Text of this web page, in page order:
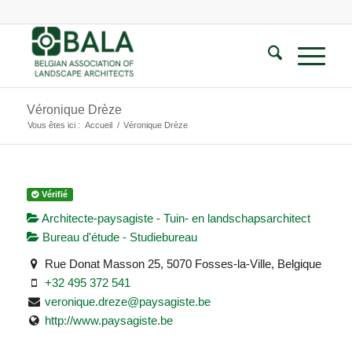
Véronique Drèze
Vous êtes ici : Accueil / Véronique Drèze
Vérifié
Architecte-paysagiste - Tuin- en landschapsarchitect
Bureau d'étude - Studiebureau
Rue Donat Masson 25, 5070 Fosses-la-Ville, Belgique
+32 495 372 541
veronique.dreze@paysagiste.be
http://www.paysagiste.be